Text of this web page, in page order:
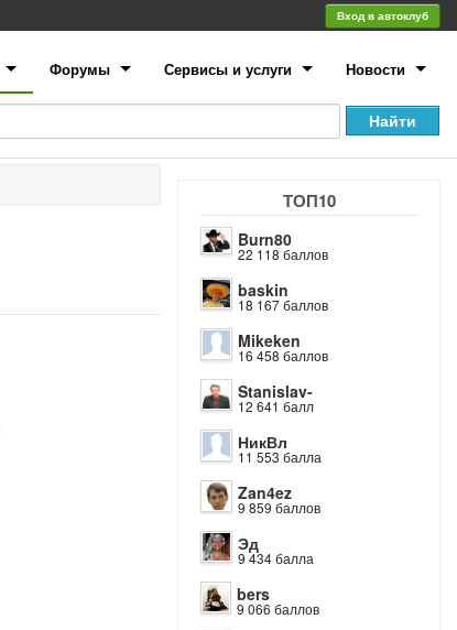
Вход в автоклуб
Форумы Сервисы и услуги Новости
ТОП10
Burn80
22 118 баллов
baskin
18 167 баллов
Mikeken
16 458 баллов
Stanislav-
12 641 балл
НикВл
11 553 балла
Zan4ez
9 859 баллов
Эд
9 434 балла
bers
9 066 баллов